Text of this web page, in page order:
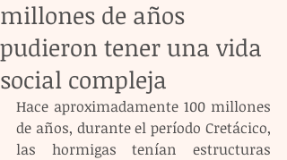
millones de años
pudieron tener una vida
social compleja
Hace aproximadamente 100 millones
de años, durante el período Cretácico,
las hormigas tenían estructuras